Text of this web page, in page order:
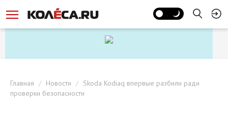
Главная Новости
Skoda Kodiaq впервые разбили ради
проверки безопасности